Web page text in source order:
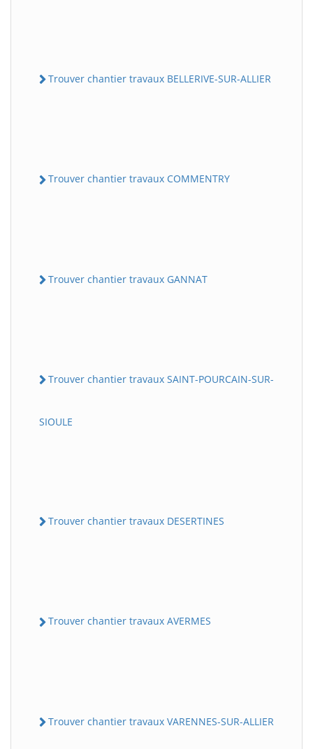
Trouver chantier travaux BELLERIVE-SUR-ALLIER
Trouver chantier travaux COMMENTRY
Trouver chantier travaux GANNAT
Trouver chantier travaux SAINT-POURCAIN-SUR-
SIOULE
Trouver chantier travaux DESERTINES
Trouver chantier travaux AVERMES
Trouver chantier travaux VARENNES-SUR-ALLIER